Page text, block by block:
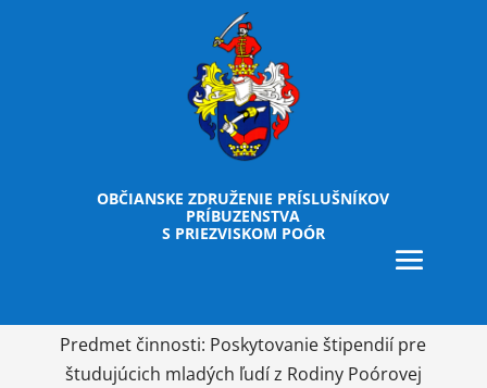
OBČIANSKE ZDRUŽENIE PRÍSLUŠNÍKOV
PRÍBUZENSTVA
S PRIEZVISKOM POÓR
Predmet činnosti: Poskytovanie štipendií pre
študujúcich mladých ľudí z Rodiny Poórovej